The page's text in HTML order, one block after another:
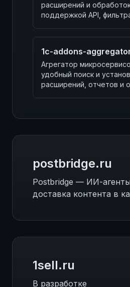
расширений и
поддержкой API,
1c-addons-
Агрегатор
удобный поиск и
расширений, отчетов и
postbridge.ru
Postbridge — ИИ-
доставка контента в
1sell.ru
В разработке